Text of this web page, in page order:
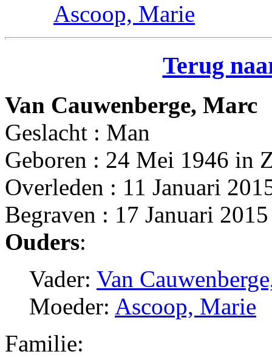
Ascoop, Marie
Terug
Van Cauwenberge, Marc
Geslacht : Man
Geboren : 24 Mei 1946 in
Overleden : 11 Januari
Begraven : 17 Januari
Ouders:
Vader: Van
Moeder: Ascoop, Marie
Familie: